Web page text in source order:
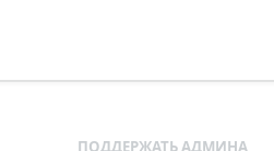
ПОДДЕРЖАТЬ АДМИНА